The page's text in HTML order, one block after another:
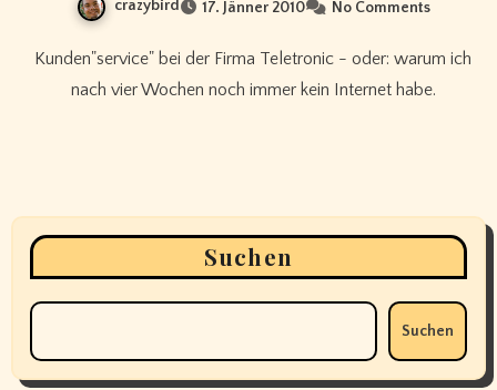
crazybird 17. Jänner 2010 No Comments
Kunden"service" bei der Firma Teletronic - oder: warum ich
nach vier Wochen noch immer kein Internet habe.
Suchen
Suchen